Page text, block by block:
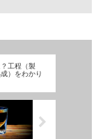
工程（製
）をわかり